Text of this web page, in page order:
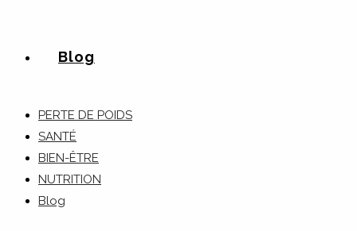
Blog
PERTE DE POIDS
SANTÉ
BIEN-ÊTRE
NUTRITION
Blog